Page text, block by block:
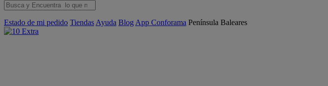
Estado de mi pedido Tiendas Ayuda Blog App Conforama Península Baleares